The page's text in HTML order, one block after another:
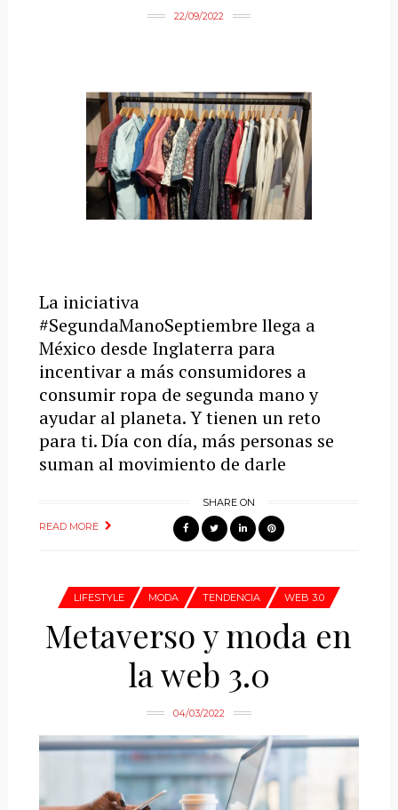
22/09/2022
La iniciativa
#SegundaManoSeptiembre llega a
México desde Inglaterra para
incentivar a más consumidores a
consumir ropa de segunda mano y
ayudar al planeta. Y tienen un reto
para ti. Día con día, más personas se
suman al movimiento de darle
READ MORE
SHARE ON
LIFESTYLE MODA TENDENCIA WEB 3.0
Metaverso y moda en
la web 3.0
04/03/2022